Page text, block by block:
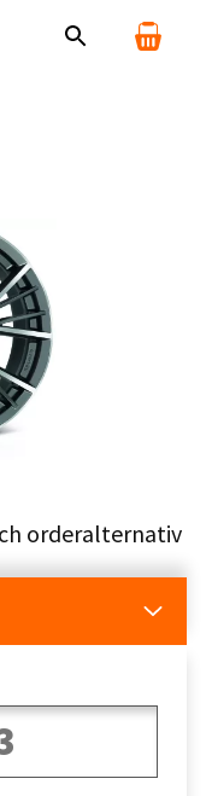
orderalternativ